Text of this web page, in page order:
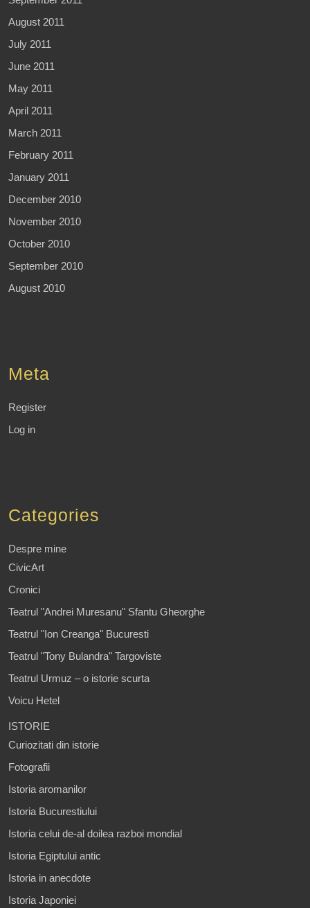
August 2011
July 2011
June 2011
May 2011
April 2011
March 2011
February 2011
January 2011
December 2010
November 2010
October 2010
September 2010
August 2010
Meta
Register
Log in
Categories
Despre mine
CivicArt
Cronici
Teatrul "Andrei Muresanu" Sfantu Gheorghe
Teatrul "Ion Creanga" Bucuresti
Teatrul "Tony Bulandra" Targoviste
Teatrul Urmuz – o istorie scurta
Voicu Hetel
ISTORIE
Curiozitati din istorie
Fotografii
Istoria aromanilor
Istoria Bucurestiului
Istoria celui de-al doilea razboi mondial
Istoria Egiptului antic
Istoria in anecdote
Istoria Japoniei